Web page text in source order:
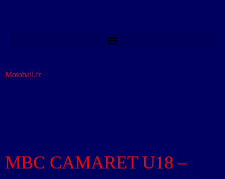
Motoball.fr>
MBC CAMARET U18 –